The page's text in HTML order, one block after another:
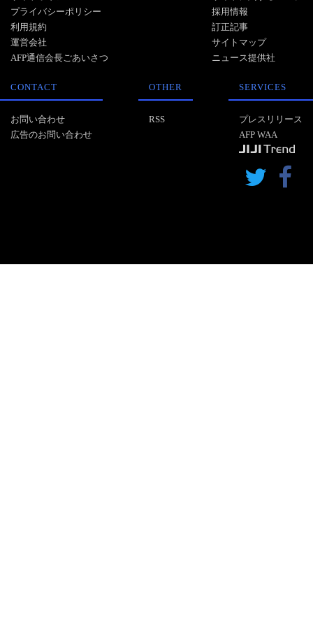
プライバシーポリシー
利用規約
運営会社
AFP通信会長ごあいさつ
採用情報
訂正記事
サイトマップ
ニュース提供社
CONTACT
お問い合わせ
広告のお問い合わせ
OTHER
RSS
SERVICES
プレスリリース
AFP WAA